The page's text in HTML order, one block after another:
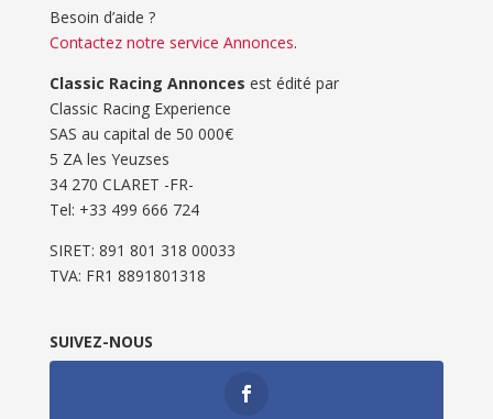
Besoin d’aide ?
Contactez notre service Annonces.
Classic Racing Annonces est édité par
Classic Racing Experience
SAS au capital de 50 000€
5 ZA les Yeuzses
34 270 CLARET -FR-
Tel: ‭+33 499 666 724‬
SIRET: 891 801 318 00033
TVA: FR1 8891801318
SUIVEZ-NOUS